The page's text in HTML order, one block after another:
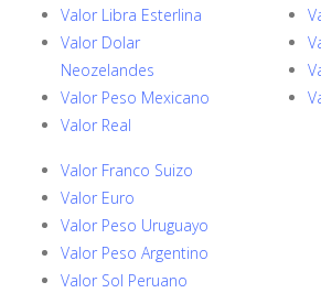
Valor Libra Esterlina
Valor Dolar
Neozelandes
Valor Peso Mexicano
Valor Real
Valor Franco Suizo
Valor Euro
Valor Peso Uruguayo
Valor Peso Argentino
Valor Sol Peruano